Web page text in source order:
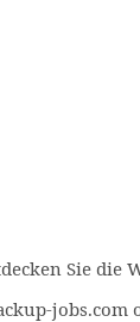
Sie die
jobs.com